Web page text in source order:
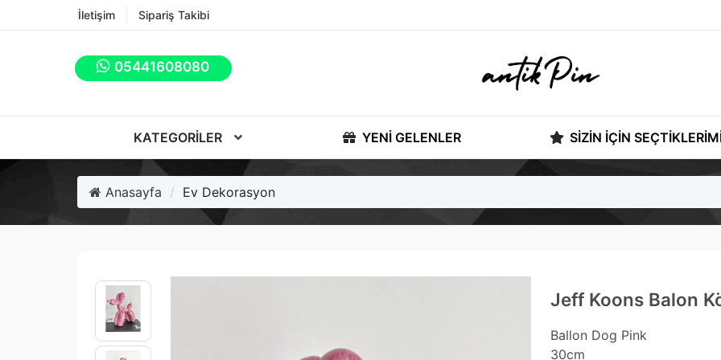
İletişim Sipariş Takibi
05441608080
KATEGORILER YENI GELENLER SIZIN İÇIN
Anasayfa Ev Dekorasyon
Jeff Koons Balon
Ballon Dog Pink
30cm